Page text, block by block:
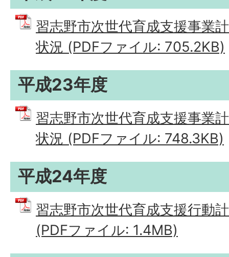
習志野市次世代育成支援事業
状況 (PDFファイル: 705.2KB)
平成23年度
習志野市次世代育成支援事業
状況 (PDFファイル: 748.3KB)
平成24年度
習志野市次世代育成支援行動
(PDFファイル: 1.4MB)